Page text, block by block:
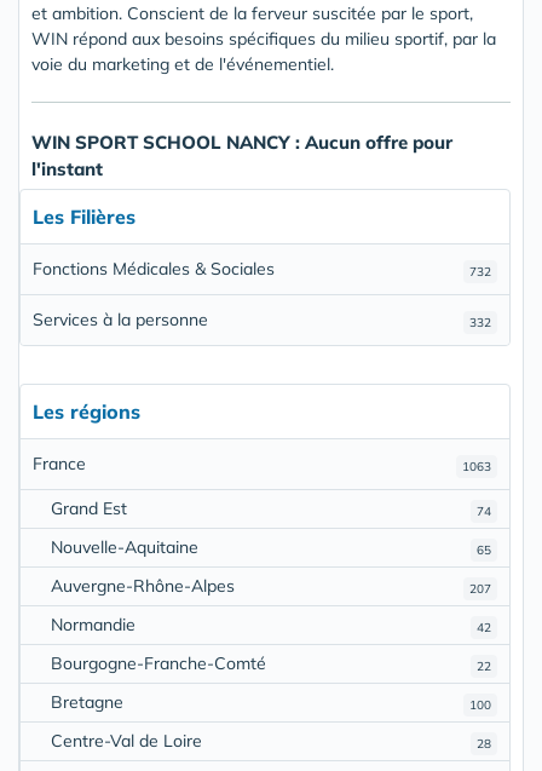
et ambition. Conscient de la ferveur suscitée par le sport,
WIN répond aux besoins spécifiques du milieu sportif, par la
voie du marketing et de l'événementiel.
WIN SPORT SCHOOL NANCY : Aucun offre pour
l'instant
Les Filières
732
Fonctions Médicales & Sociales
332
Services à la personne
Les régions
1063
France
74
Grand Est
65
Nouvelle-Aquitaine
207
Auvergne-Rhône-Alpes
42
Normandie
22
Bourgogne-Franche-Comté
100
Bretagne
28
Centre-Val de Loire